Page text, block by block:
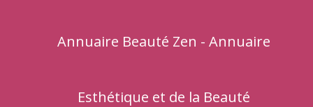
Annuaire Beauté Zen - Annuaire
Esthétique et de la Beauté